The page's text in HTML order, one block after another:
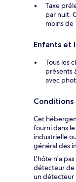
Taxe
par nuit.
moins de
Enfants et
Tous les
présents
avec
Conditions
Cet
fourni dans
industrielle
général des
L'hôte n'a
détecteur de
un détecteur